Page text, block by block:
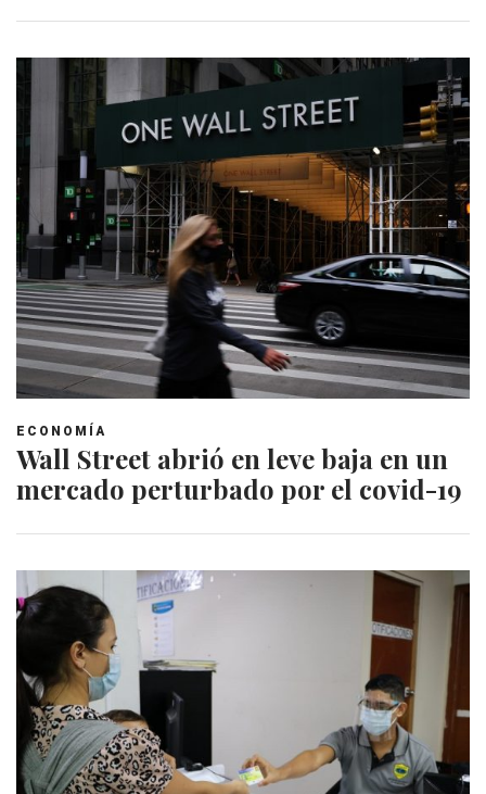
ECONOMÍA
Wall Street abrió en leve baja en un
mercado perturbado por el covid-19